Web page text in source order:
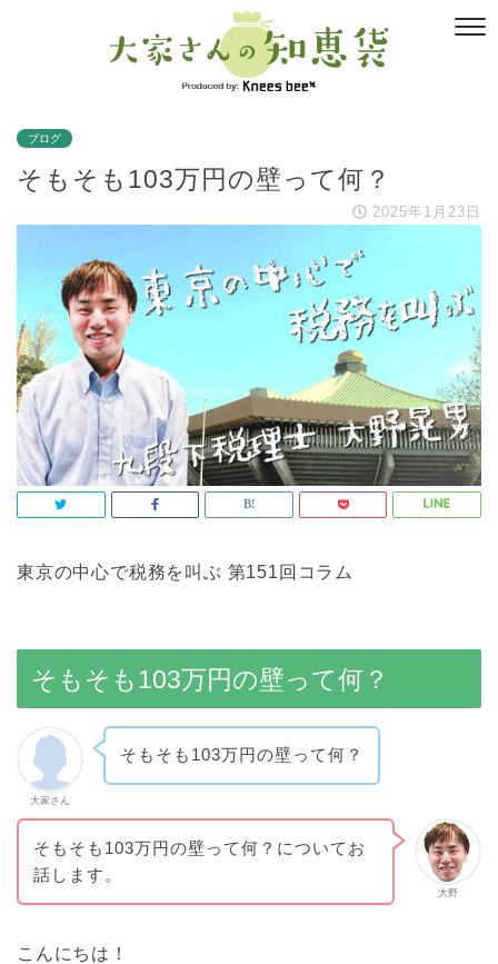
ブログ
そもそも103万円の壁って何？
2025年1月23日
東京の中心で税務を叫ぶ 第151回コラム
そもそも103万円の壁って何？
大家さん
そもそも103万円の壁って何？
大野
そもそも103万円の壁って何？についてお
話します。
こんにちは！